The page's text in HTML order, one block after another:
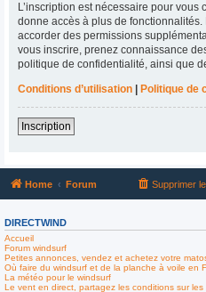
L’inscription est nécessaire pour vous
donne accès à plus de
accorder des permissions
vous inscrire, prenez connaissance
politique de confidentialité, ainsi que
Conditions d’utilisation
Politique de
Inscription
Home Forum Supprimer
DIRECTWIND
Accueil
Forum windsurf
Petites annonces, vendez et achetez votre
Où faire du windsurf et de la planche à voile en
La météo pour le windsurf
Le vent en direct, partagez les conditions sur les